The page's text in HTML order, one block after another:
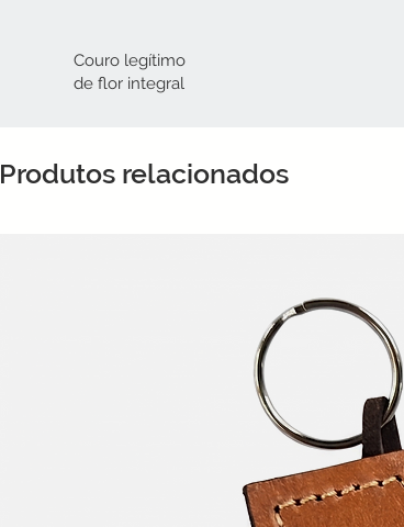
Couro legítimo
de flor integral​
Produtos relacionados